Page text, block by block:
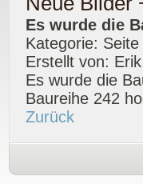
Es wurde die
Kategorie: Seite
Erstellt von:
Es wurde die
Baureihe 242
Zurück